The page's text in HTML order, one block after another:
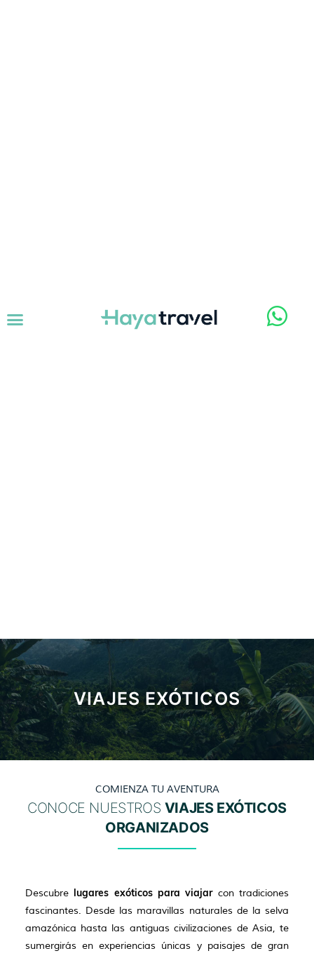
VIAJES EXÓTICOS
COMIENZA TU AVENTURA
CONOCE NUESTROS VIAJES EXÓTICOS
ORGANIZADOS
Descubrelugares exóticos para viajarcon tradiciones
fascinantes. Desde las maravillas naturales de la selva
amazónica hasta las antiguas civilizaciones de Asia, te
sumergirás en experiencias únicas y paisajes de gran